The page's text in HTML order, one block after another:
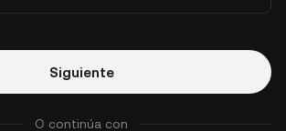
Siguiente
O continúa con